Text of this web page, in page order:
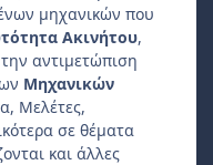
μηχανικών που
Ακινήτου,
αντιμετώπιση
Μηχανικών
Μελέτες,
σε θέματα
και άλλες